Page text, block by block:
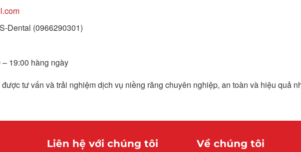
Dental (0966290301)
– 19:00 hàng ngày
tư vấn và trải nghiệm dịch vụ niềng răng chuyên nghiệp, an toàn và hiệu quả
Liên hệ với chúng tôi Về chúng tôi